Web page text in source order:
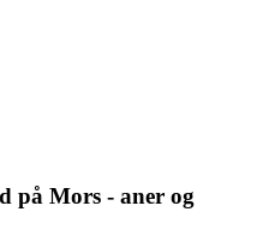
på Mors - aner og